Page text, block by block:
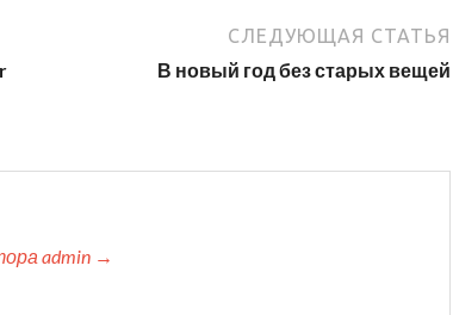
СЛЕДУЮЩАЯ СТАТЬЯ
В новый год без старых вещей
admin →